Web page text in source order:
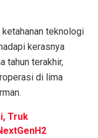
teknologi
kerasnya
tahun terakhir,
di lima
Truk